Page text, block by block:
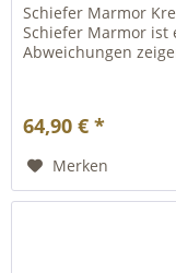
Schiefer Marmor
Schiefer Marmor ist
Abweichungen
64,90 € *
Merken